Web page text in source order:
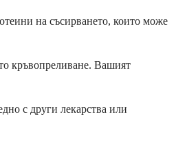
на съсирването, които може
кръвопреливане. Вашият
с други лекарства или